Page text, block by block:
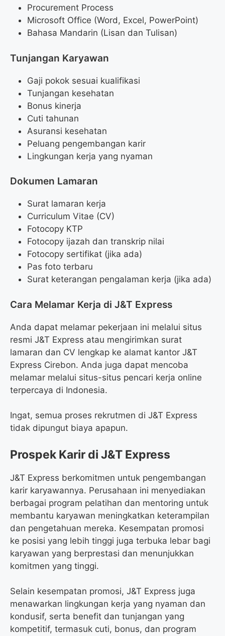
Procurement Process
Microsoft Office (Word, Excel, PowerPoint)
Bahasa Mandarin (Lisan dan Tulisan)
Tunjangan Karyawan
Gaji pokok sesuai kualifikasi
Tunjangan kesehatan
Bonus kinerja
Cuti tahunan
Asuransi kesehatan
Peluang pengembangan karir
Lingkungan kerja yang nyaman
Dokumen Lamaran
Surat lamaran kerja
Curriculum Vitae (CV)
Fotocopy KTP
Fotocopy ijazah dan transkrip nilai
Fotocopy sertifikat (jika ada)
Pas foto terbaru
Surat keterangan pengalaman kerja (jika ada)
Cara Melamar Kerja di J&T Express
Anda dapat melamar pekerjaan ini melalui situs
resmi J&T Express atau mengirimkan surat
lamaran dan CV lengkap ke alamat kantor J&T
Express Cirebon. Anda juga dapat mencoba
melamar melalui situs-situs pencari kerja online
terpercaya di Indonesia.
Ingat, semua proses rekrutmen di J&T Express
tidak dipungut biaya apapun.
Prospek Karir di J&T Express
J&T Express berkomitmen untuk pengembangan
karir karyawannya. Perusahaan ini menyediakan
berbagai program pelatihan dan mentoring untuk
membantu karyawan meningkatkan keterampilan
dan pengetahuan mereka. Kesempatan promosi
ke posisi yang lebih tinggi juga terbuka lebar bagi
karyawan yang berprestasi dan menunjukkan
komitmen yang tinggi.
Selain kesempatan promosi, J&T Express juga
menawarkan lingkungan kerja yang nyaman dan
kondusif, serta benefit dan tunjangan yang
kompetitif, termasuk cuti, bonus, dan program